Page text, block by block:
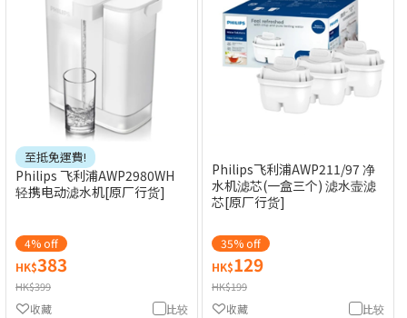
至抵免運費!
Philips 飞利浦AWP2980WH
轻携电动滤水机[原厂行货]
4% off
HK$383
HK$399
比较
收藏
Philips飞利浦AWP211/97 净
水机滤芯(一盒三个) 滤水壸滤
芯[原厂行货]
35% off
HK$129
HK$199
比较
收藏